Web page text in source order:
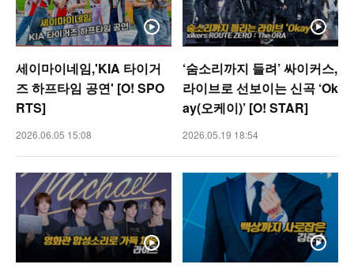
세이마이네임,'KIA 타이거
즈 하프타임 공연' [O! SPO
RTS]
2026.06.05 15:08
‘숨소리까지 들려’ 싸이커스,
라이브로 선보이는 신곡 ‘Ok
ay(오케이)’ [O! STAR]
2026.05.19 18:54